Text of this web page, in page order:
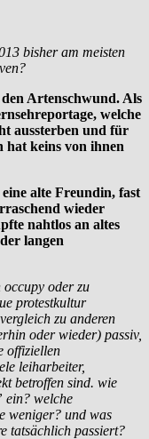
bisher am meisten
Artenschwund. Als
welche
aussterben und für
keins von ihnen
alte Freundin, fast
wieder
nahtlos an altes
langen
oder zu
protestkultur
zu anderen
oder wieder) passiv,
offiziellen
leiharbeiter,
betroffen sind. wie
ein? welche
weniger? und was
tatsächlich passiert?